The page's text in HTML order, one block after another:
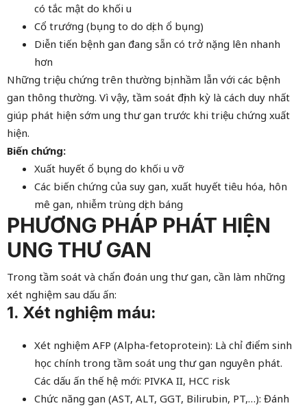
có tắc mật do khối u
Cổ trướng (bụng to do dịch ổ bụng)
Diễn tiến bệnh gan đang sẵn có trở nặng lên nhanh
hơn
Những triệu chứng trên thường bị nhầm lẫn với các bệnh
gan thông thường. Vì vậy, tầm soát định kỳ là cách duy nhất
giúp phát hiện sớm ung thư gan trước khi triệu chứng xuất
hiện.
Biến chứng:
Xuất huyết ổ bụng do khối u vỡ
Các biến chứng của suy gan, xuất huyết tiêu hóa, hôn
mê gan, nhiễm trùng dịch báng
PHƯƠNG PHÁP PHÁT HIỆN
UNG THƯ GAN
Trong tầm soát và chẩn đoán ung thư gan, cần làm những
xét nghiệm sau dấu ấn:
1. Xét nghiệm máu:
Xét nghiệm AFP (Alpha-fetoprotein): Là chỉ điểm sinh
học chính trong tầm soát ung thư gan nguyên phát.
Các dấu ấn thế hệ mới: PIVKA II, HCC risk
Chức năng gan (AST, ALT, GGT, Bilirubin, PT,…): Đánh